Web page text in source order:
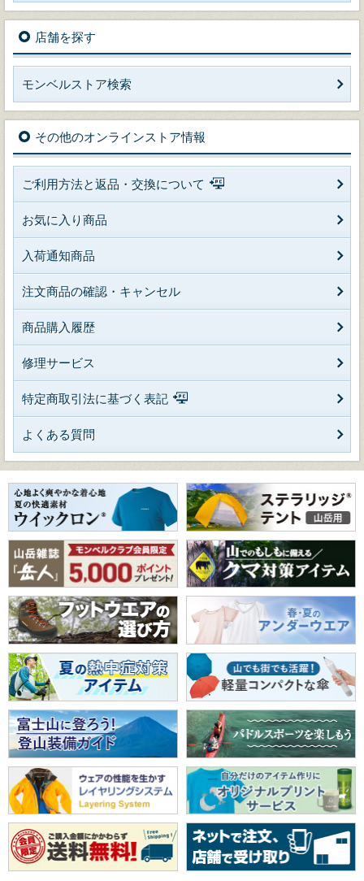
店舗を探す
モンベルストア検索
その他のオンラインストア情報
ご利用方法と返品・交換について
お気に入り商品
入荷通知商品
注文商品の確認・キャンセル
商品購入履歴
修理サービス
特定商取引法に基づく表記
よくある質問